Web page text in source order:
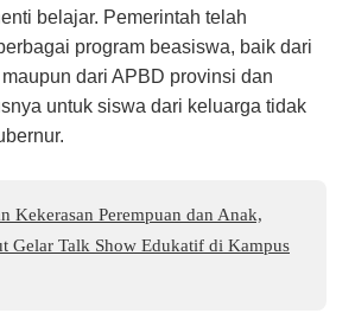
belajar. Pemerintah telah
program beasiswa, baik dari
dari APBD provinsi dan
untuk siswa dari keluarga tidak
Kekerasan Perempuan dan Anak,
Gelar Talk Show Edukatif di Kampus